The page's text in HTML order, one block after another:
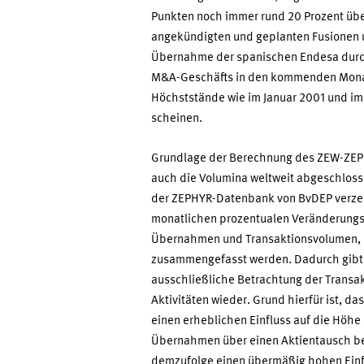
Punkten noch immer rund 20 Prozent
angekündigten und geplanten
Übernahme der spanischen Endesa
M&A-Geschäfts in den kommenden
Höchststände wie im Januar 2001 und
scheinen.
Grundlage der Berechnung des ZEW-
auch die Volumina weltweit
der ZEPHYR-Datenbank von BvDEP
monatlichen prozentualen
Übernahmen und
zusammengefasst werden. Dadurch
ausschließliche Betrachtung der
Aktivitäten wieder. Grund hierfür ist,
einen erheblichen Einfluss auf die
Übernahmen über einen Aktientausch